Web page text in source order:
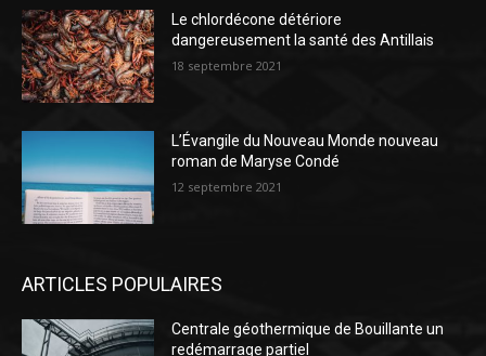
Le chlordécone détériore
dangereusement la santé des Antillais
18 septembre 2021
L’Évangile du Nouveau Monde nouveau
roman de Maryse Condé
12 septembre 2021
ARTICLES POPULAIRES
Centrale géothermique de Bouillante un
redémarrage partiel